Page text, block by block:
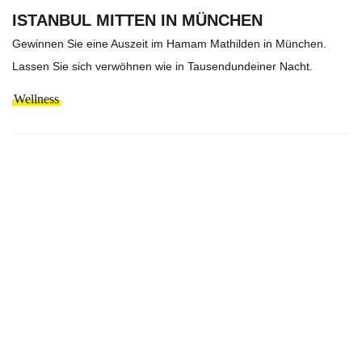
ISTANBUL MITTEN IN MÜNCHEN
Gewinnen Sie eine Auszeit im Hamam Mathilden in München.
Lassen Sie sich verwöhnen wie in Tausendundeiner Nacht.
Wellness